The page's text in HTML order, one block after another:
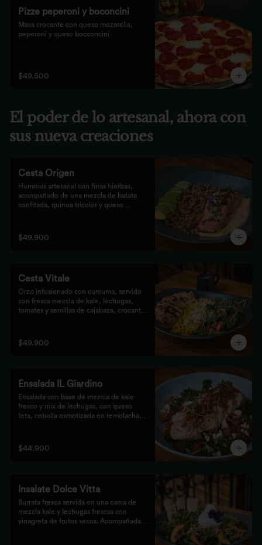
Pizze peperoni y boconcini
Masa crocante con queso mozarella,
peperoni y queso bocconcini
$49.500
El poder de lo artesanal, ahora con
sus nueva creaciones
Cesta Origen
Hummus artesanal con finas hierbas,
acompañado de una mezcla de batata
confitada, quinoa tricolor y queso
$49.900
Cesta Vitale
Orzo infusionado con cúrcuma, servido
con fresca mezcla de kale, lechugas,
tomates y semillas de calabaza, crocante
$49.900
Ensalada IL Giardino
Ensalada con base de mezcla de kale
fresco y mix de lechugas, con queso
feta, cebolla osmotizada en remolacha,
Pollo Romero y finalizada con cipolla
corcante.
$44.900
Insalate Dolce Vitta
Burrata fresca servida en una cama de
mezcla kale y lechugas frescas con
vinagreta de frutos secos. Acompañada